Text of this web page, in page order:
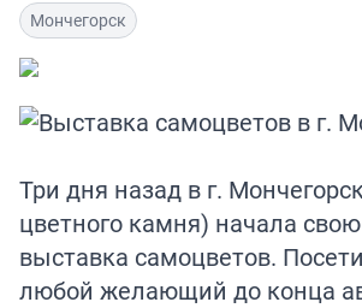
Мончегорск
Три дня назад в г.
цветного камня) начала
выставка самоцветов.
любой желающий до конца